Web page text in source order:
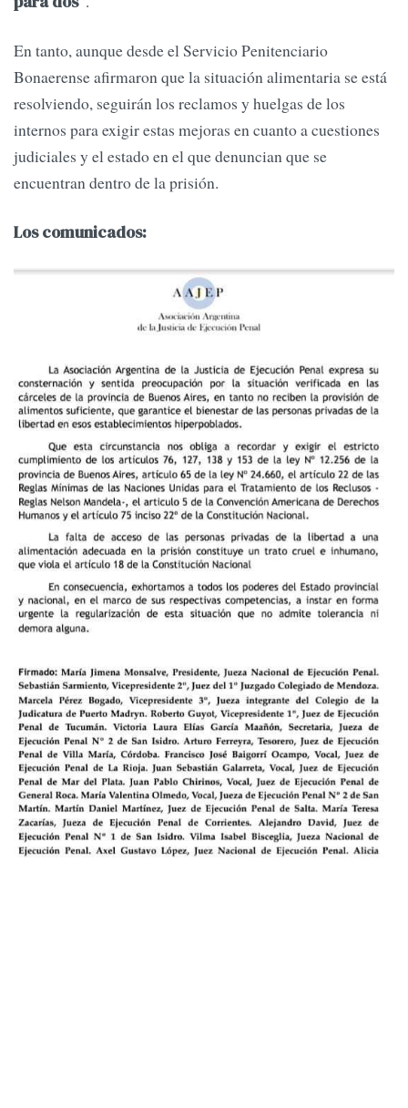
En tanto, aunque desde el Servicio Penitenciario
Bonaerense afirmaron que la situación alimentaria se está
resolviendo, seguirán los reclamos y huelgas de los
internos para exigir estas mejoras en cuanto a cuestiones
judiciales y el estado en el que denuncian que se
encuentran dentro de la prisión.
Los comunicados: